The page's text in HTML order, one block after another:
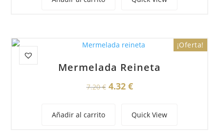
¡Oferta!
Mermelada Reineta
7.20€ El
original
4.32 €El
actual
Añadir al carrito Quick View